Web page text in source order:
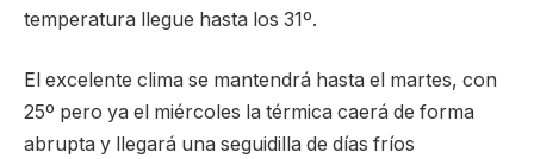
temperatura llegue hasta los 31º.
El excelente clima se mantendrá hasta el martes, con
25º pero ya el miércoles la térmica caerá de forma
abrupta y llegará una seguidilla de días fríos